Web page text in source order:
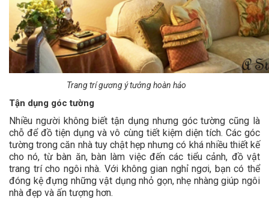
Trang trí gương ý tưởng hoàn hảo
Tận dụng góc tường
Nhiều người không biết tận dụng nhưng góc tường cũng là
chỗ để đồ tiện dụng và vô cùng tiết kiệm diện tích. Các góc
tường trong căn nhà tuy chật hẹp nhưng có khá nhiều thiết kế
cho nó, từ bàn ăn, bàn làm việc đến các tiểu cảnh, đồ vật
trang trí cho ngôi nhà. Với không gian nghỉ ngơi, bạn có thể
đóng kệ đựng những vật dụng nhỏ gọn, nhẹ nhàng giúp ngôi
nhà đẹp và ấn tượng hơn.